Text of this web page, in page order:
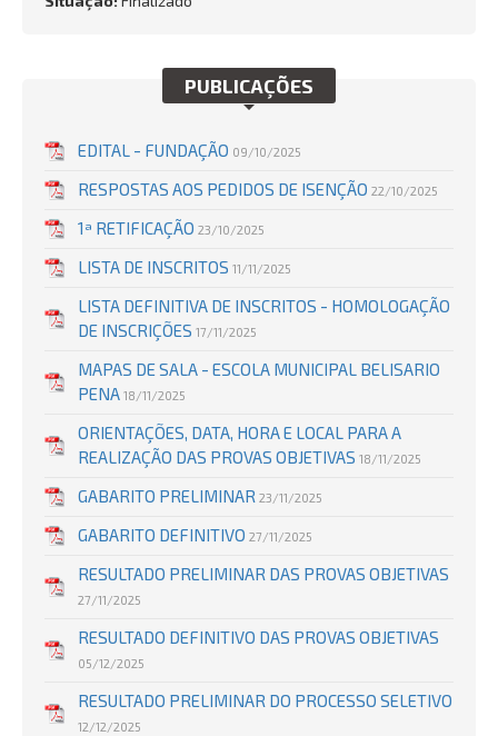
PUBLICAÇÕES
EDITAL - FUNDAÇÃO 09/10/2025
RESPOSTAS AOS PEDIDOS DE ISENÇÃO 22/10/2025
1ª RETIFICAÇÃO 23/10/2025
LISTA DE INSCRITOS 11/11/2025
LISTA DEFINITIVA DE INSCRITOS - HOMOLOGAÇÃO
DE INSCRIÇÕES 17/11/2025
MAPAS DE SALA - ESCOLA MUNICIPAL BELISARIO
PENA 18/11/2025
ORIENTAÇÕES, DATA, HORA E LOCAL PARA A
REALIZAÇÃO DAS PROVAS OBJETIVAS 18/11/2025
GABARITO PRELIMINAR 23/11/2025
GABARITO DEFINITIVO 27/11/2025
RESULTADO PRELIMINAR DAS PROVAS OBJETIVAS
27/11/2025
RESULTADO DEFINITIVO DAS PROVAS OBJETIVAS
05/12/2025
RESULTADO PRELIMINAR DO PROCESSO SELETIVO
12/12/2025